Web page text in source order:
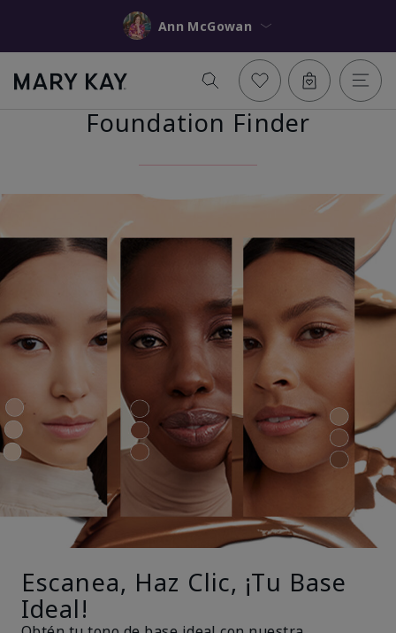
Ann McGowan
Foundation Finder
Escanea, Haz Clic, ¡Tu Base
Ideal!